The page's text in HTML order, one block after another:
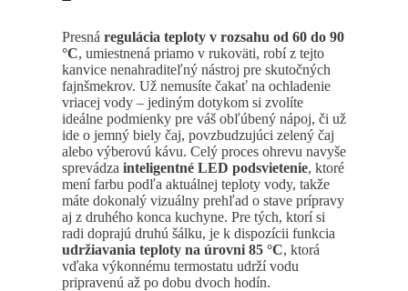
Presná regulácia teploty v rozsahu od 60 do 90
°C, umiestnená priamo v rukoväti, robí z tejto
kanvice nenahraditeľný nástroj pre skutočných
fajnšmekrov. Už nemusíte čakať na ochladenie
vriacej vody – jediným dotykom si zvolíte
ideálne podmienky pre váš obľúbený nápoj, či už
ide o jemný biely čaj, povzbudzujúci zelený čaj
alebo výberovú kávu. Celý proces ohrevu navyše
sprevádza inteligentné LED podsvietenie, ktoré
mení farbu podľa aktuálnej teploty vody, takže
máte dokonalý vizuálny prehľad o stave prípravy
aj z druhého konca kuchyne. Pre tých, ktorí si
radi doprajú druhú šálku, je k dispozícii funkcia
udržiavania teploty na úrovni 85 °C, ktorá
vďaka výkonnému termostatu udrží vodu
pripravenú až po dobu dvoch hodín.